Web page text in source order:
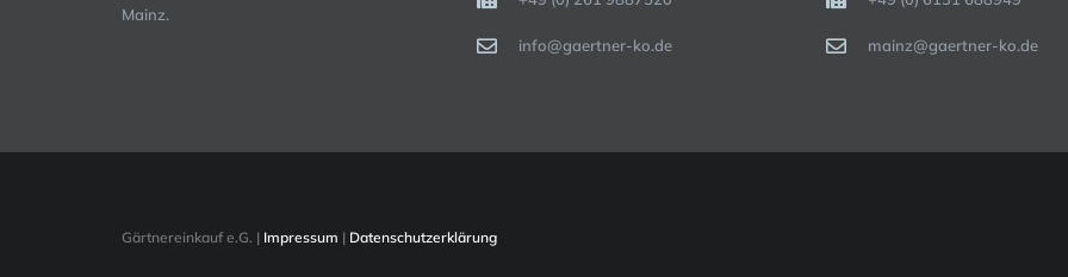
Mainz.
info@gaertner-ko.de mainz@gaertner-ko.de
Gärtnereinkauf e.G. | Impressum | Datenschutzerklärung